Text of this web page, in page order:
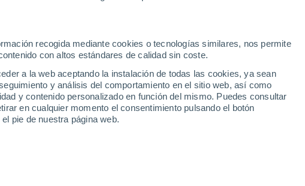
recogida mediante cookies o tecnologías similares, nos permite
con altos estándares de calidad sin coste.
a la web aceptando la instalación de todas las cookies, ya sean
y análisis del comportamiento en el sitio web, así como
y contenido personalizado en función del mismo. Puedes consultar
en cualquier momento el consentimiento pulsando el botón
pie de nuestra página web.